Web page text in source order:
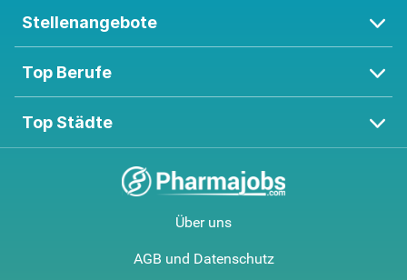
Stellenangebote
Top Berufe
Top Städte
Über uns
AGB und Datenschutz